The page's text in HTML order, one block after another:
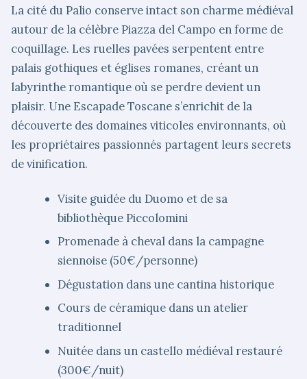
La cité du Palio conserve intact son charme médiéval
autour de la célèbre Piazza del Campo en forme de
coquillage. Les ruelles pavées serpentent entre
palais gothiques et églises romanes, créant un
labyrinthe romantique où se perdre devient un
plaisir. Une Escapade Toscane s’enrichit de la
découverte des domaines viticoles environnants, où
les propriétaires passionnés partagent leurs secrets
de vinification.
Visite guidée du Duomo et de sa
bibliothèque Piccolomini
Promenade à cheval dans la campagne
siennoise (50€/personne)
Dégustation dans une cantina historique
Cours de céramique dans un atelier
traditionnel
Nuitée dans un castello médiéval restauré
(300€/nuit)